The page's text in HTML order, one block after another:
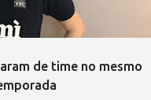
de time no mesmo